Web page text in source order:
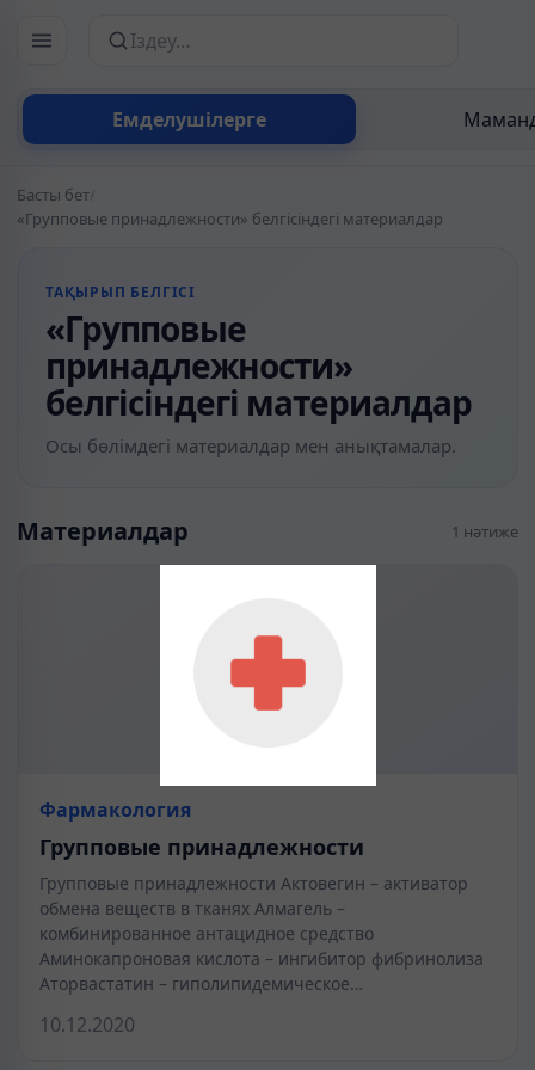
Емделушілерге
Сайттан іздеу
Басты бет/
«Групповые принадлежности» белгісіндегі материалдар
ТАҚЫРЫП БЕЛГІСІ
«Групповые
принадлежности»
белгісіндегі материалдар
Осы бөлімдегі материалдар мен анықтамалар.
Материалдар 1 нәтиже
Фармакология
Групповые принадлежности
Групповые принадлежности Актовегин – активатор
обмена веществ в тканях Алмагель –
комбинированное антацидное средство
Аминокапроновая кислота – ингибитор фибринолиза
Аторвастатин – гиполипидемическое…
10.12.2020